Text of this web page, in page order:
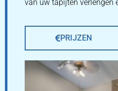
van uw tapijten verlengen
PRIJZEN